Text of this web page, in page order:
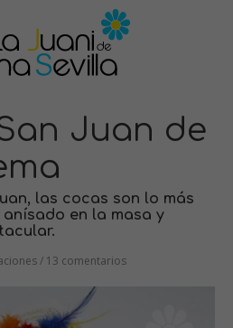
Juan de
las cocas son lo más
en la masa y
/ 13 comentarios